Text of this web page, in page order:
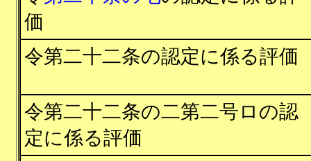
価
令第二十二条の認定に係る評価
令第二十二条の二第二号ロの認
定に係る評価